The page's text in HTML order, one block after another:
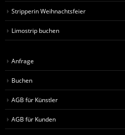
Stripperin Weihnachtsfeier
Limostrip buchen
Anfrage
Buchen
AGB für Künstler
AGB für Kunden